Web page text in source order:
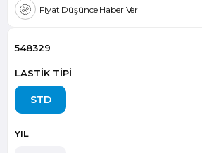
Fiyat Düşünce Haber Ver
548329
LASTİK TİPİ
STD
YIL